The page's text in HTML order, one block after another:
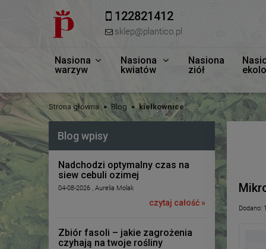
122821412
sklep@plantico.pl
Nasiona
warzyw
Nasiona
kwiatów
Nasiona
ziół
Strona główna Blog kiełkownice
Blog wpisy
Nadchodzi optymalny czas na
siew cebuli ozimej
04-08-2026 , Aurelia Molak
czytaj całość »
Zbiór fasoli – jakie zagrożenia
czyhają na twoje rośliny
Dodano: